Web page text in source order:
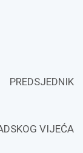
PREDSJEDNIK
VIJEĆA